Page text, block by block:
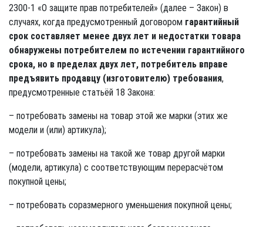
2300-1 «О защите прав потребителей» (далее – Закон) в
случаях, когда предусмотренный договором гарантийный
срок составляет менее двух лет и недостатки товара
обнаружены потребителем по истечении гарантийного
срока, но в пределах двух лет, потребитель вправе
предъявить продавцу (изготовителю) требования,
предусмотренные статьёй 18 Закона:
– потребовать замены на товар этой же марки (этих же
модели и (или) артикула);
– потребовать замены на такой же товар другой марки
(модели, артикула) с соответствующим перерасчётом
покупной цены;
– потребовать соразмерного уменьшения покупной цены;